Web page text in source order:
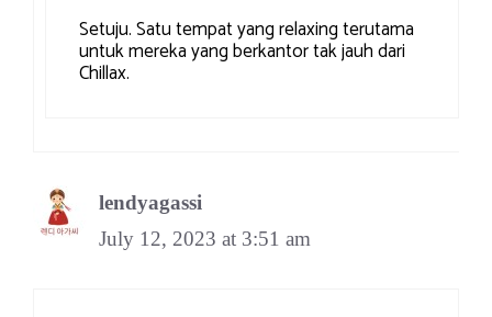
Setuju. Satu tempat yang relaxing terutama
untuk mereka yang berkantor tak jauh dari
Chillax.
lendyagassi
July 12, 2023 at 3:51 am